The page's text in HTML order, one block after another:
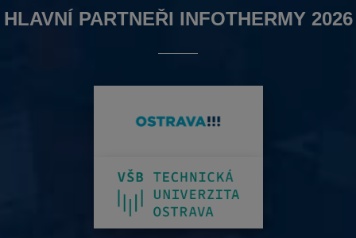
HLAVNÍ PARTNEŘI INFOTHERMY 2026